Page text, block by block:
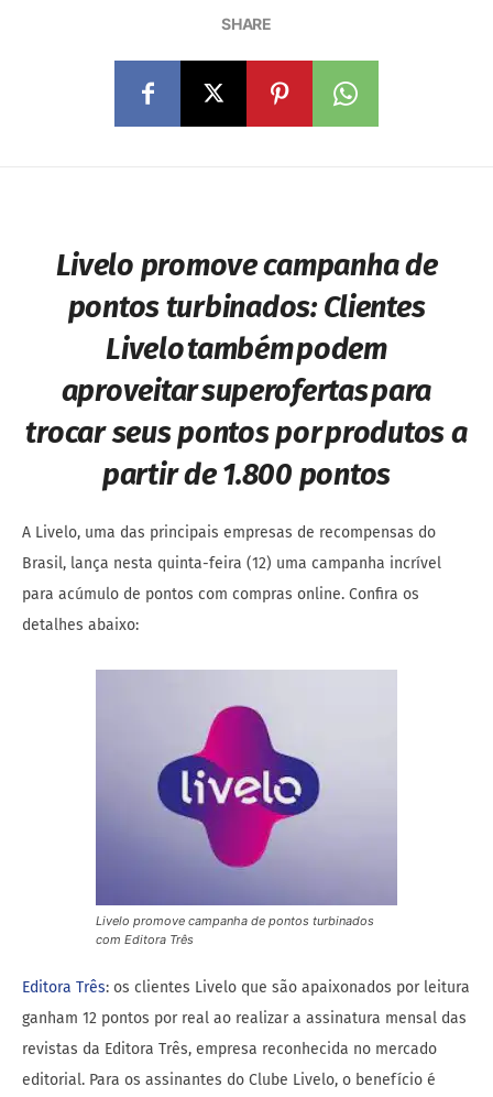
SHARE
Livelo promove campanha de
pontos turbinados:Clientes
Livelo também podem
aproveitar superofertas para
trocar seus pontos por produtos a
partir de 1.800 pontos
A Livelo, uma das principais empresas de recompensas do
Brasil, lança nesta quinta-feira (12) uma campanha incrível
para acúmulo de pontos com compras online. Confira os
detalhes abaixo:
Livelo promove campanha de pontos turbinados
com Editora Três
Editora Três: os clientes Livelo que são apaixonados por leitura
ganham 12 pontos por real ao realizar a assinatura mensal das
revistas da Editora Três, empresa reconhecida no mercado
editorial. Para os assinantes do Clube Livelo, o benefício é